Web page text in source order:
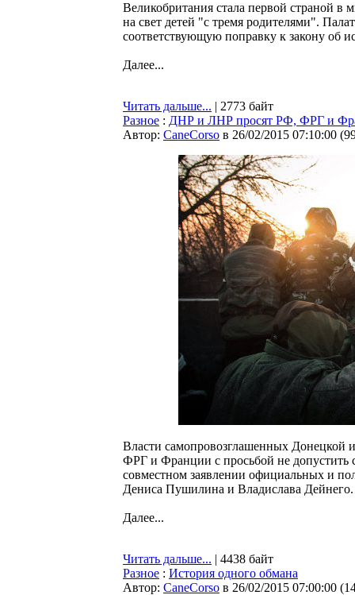
Великобритания стала первой страной в
на свет детей "с тремя родителями".
соответствующую поправку к закону об
Далее...
Читать дальше... | 2773 байт
Разное : ДНР и ЛНР просят РФ, ФРГ и
Автор: CaneCorso в 26/02/2015 07:10:00 (
Власти самопровозглашенных Донецкой
ФРГ и Франции с просьбой не допустить
совместном заявлении официальных и
Дениса Пушилина и Владислава Дейнего.
Далее...
Читать дальше... | 4438 байт
Разное : История одного обмана
Автор: CaneCorso в 26/02/2015 07:00:00 (